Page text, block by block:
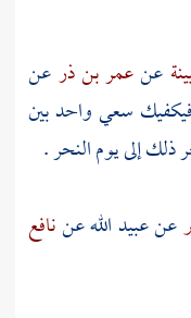
عنعمر بن ذرعن
فيكفيك سعي واحد بين
ذلك إلى يوم النحر .
عنعبيد اللهعننافع